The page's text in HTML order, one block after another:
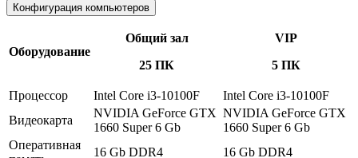
Конфигурация компьютеров
Оборудование
Общий зал
25 ПК
VIP
5 ПК
Процессор Intel Core i3-10100F
Intel Core i3-10100F
Видеокарта
NVIDIA GeForce GTX
1660 Super 6 Gb
NVIDIA GeForce GTX
1660 Super 6 Gb
Оперативная
16 Gb DDR4
16 Gb DDR4